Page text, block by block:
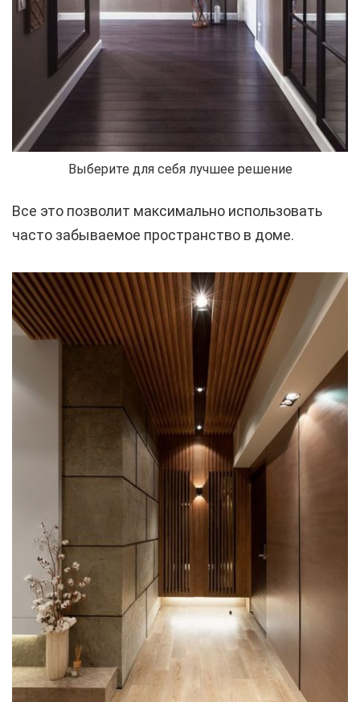
Выберите для себя лучшее решение
Все это позволит максимально использовать
часто забываемое пространство в доме.